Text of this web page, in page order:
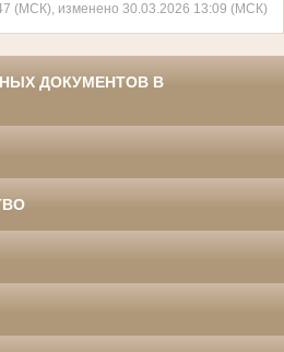
(МСК), изменено 30.03.2026 13:09 (МСК)
ДОКУМЕНТОВ В